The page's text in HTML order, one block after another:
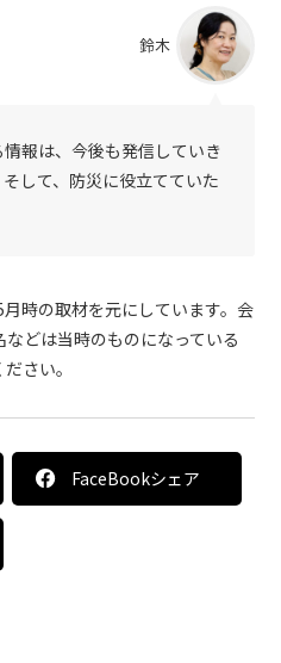
鈴木
報は、今後も発信していき
して、防災に役立てていた
時の取材を元にしています。会
どは当時のものになっている
さい。
FaceBookシェア